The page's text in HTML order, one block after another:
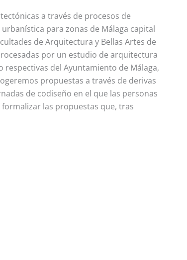
a través de procesos de
para zonas de Málaga capital
de Arquitectura y Bellas Artes de
por un estudio de arquitectura
del Ayuntamiento de Málaga,
propuestas a través de derivas
de codiseño en el que las personas
las propuestas que, tras